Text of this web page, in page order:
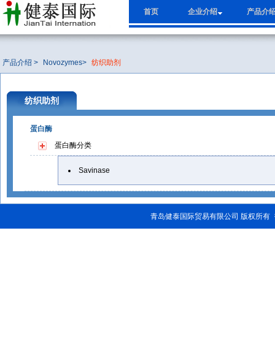
首页 企业介绍 产品介
产品介绍 > Novozymes> 纺织助剂
纺织助剂
蛋白酶
蛋白酶分类
Savinase
青岛健泰国际贸易有限公司 版权所有
起重机 自动旋转门 轻型起重机 电动葫芦 混合机 搅拌桨 锥形混合机 搅拌机 悬臂吊